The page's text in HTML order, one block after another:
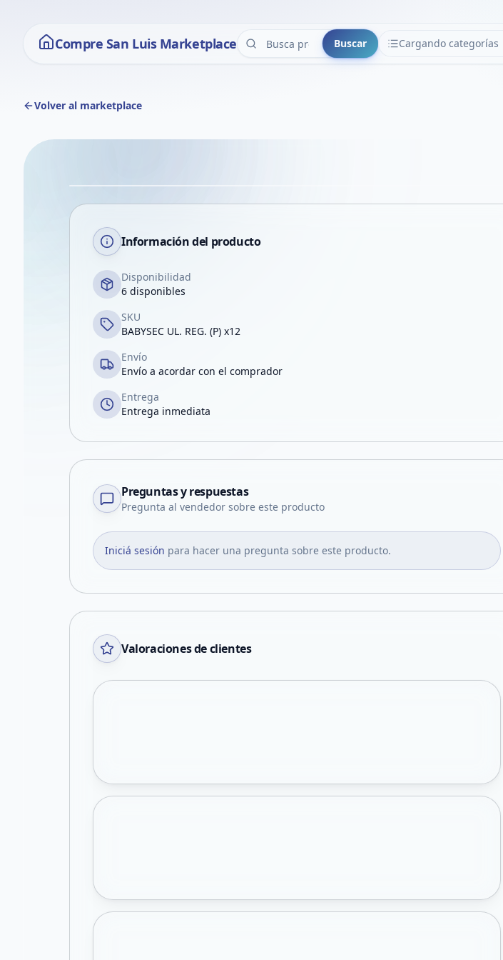
Compre San Luis Marketplace Buscar Cargando categorías
CATEGORÍAS
Volver al marketplace
VER EN PANTALLA COMPLETA
Información del producto
Disponibilidad
6 disponibles
SKU
BABYSEC UL. REG. (P) x12
Envío
Envío a acordar con el comprador
Entrega
Entrega inmediata
Preguntas y respuestas
Pregunta al vendedor sobre este producto
Iniciá sesión para hacer una pregunta sobre este producto.
Valoraciones de clientes